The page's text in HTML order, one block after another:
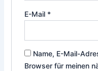
E-Mail *
Name, E-Mail-
Browser für meinen